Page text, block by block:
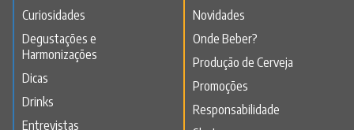
Curiosidades
Degustações e
Harmonizações
Dicas
Drinks
Entrevistas
Novidades
Onde Beber?
Produção de Cerveja
Promoções
Responsabilidade